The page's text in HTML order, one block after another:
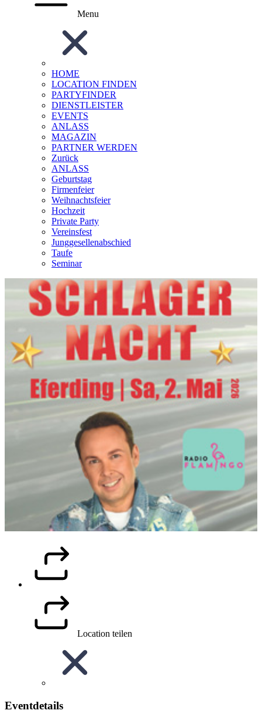
Menu
HOME
LOCATION FINDEN
PARTYFINDER
DIENSTLEISTER
EVENTS
ANLASS
MAGAZIN
PARTNER WERDEN
Zurück
ANLASS
Geburtstag
Firmenfeier
Weihnachtsfeier
Hochzeit
Private Party
Vereinsfest
Junggesellenabschied
Taufe
Seminar
Location teilen
Eventdetails